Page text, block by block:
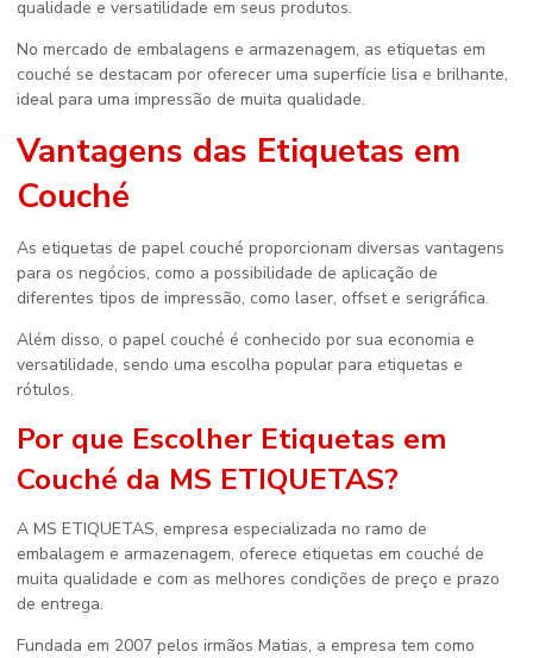
qualidade e versatilidade em seus produtos.
No mercado de embalagens e armazenagem, as etiquetas em
couché se destacam por oferecer uma superfície lisa e brilhante,
ideal para uma impressão de muita qualidade.
Vantagens das Etiquetas em
Couché
As etiquetas de papel couché proporcionam diversas vantagens
para os negócios, como a possibilidade de aplicação de
diferentes tipos de impressão, como laser, offset e serigráfica.
Além disso, o papel couché é conhecido por sua economia e
versatilidade, sendo uma escolha popular para etiquetas e
rótulos.
Por que Escolher Etiquetas em
Couché da MS ETIQUETAS?
A MS ETIQUETAS, empresa especializada no ramo de
embalagem e armazenagem, oferece etiquetas em couché de
muita qualidade e com as melhores condições de preço e prazo
de entrega.
Fundada em 2007 pelos irmãos Matias, a empresa tem como